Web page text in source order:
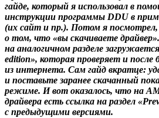
гайде, который я использовал в
инструкции программы DDU в
(их сайт и пр.). Потом я посмотрел,
о том, что «вы скачиваете
на аналогичном разделе
edition», которая проверяет и после
из интернета. Сам гайд вкратце:
и поставьте заранее скачанный
режиме. И вот оказалось, что на
драйвера есть ссылка на раздел
с предыдущими версиями.